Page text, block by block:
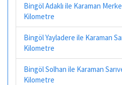
Bingöl Adaklı ile Karaman
Kilometre
Bingöl Yayladere ile Karaman
Kilometre
Bingöl Solhan ile Karaman
Kilometre